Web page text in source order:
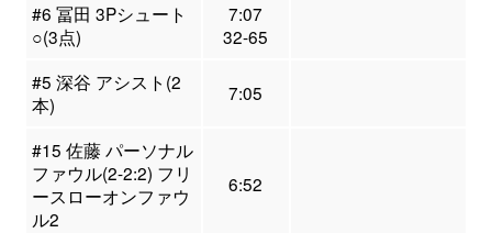
#6 冨田 3Pシュート
○(3点)
7:07
32-65
#5 深谷 アシスト(2
本)
7:05
#15 佐藤 パーソナル
ファウル(2-2:2) フリ
ースローオンファウ
ル2
6:52